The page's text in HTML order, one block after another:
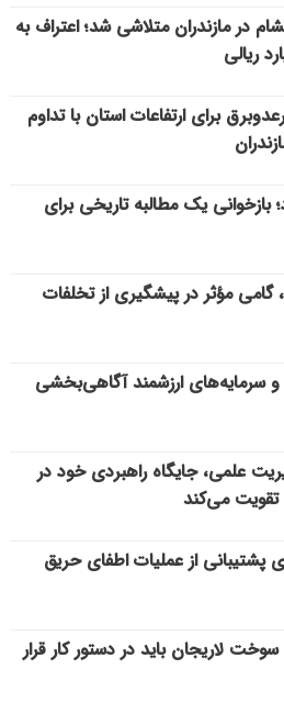
در مازندران متلاشی شد؛ اعتراف به
برای ارتفاعات استان با تداوم
بازخوانی یک مطالبه تاریخی برای
مؤثر در پیشگیری از تخلفات
سرمایه‌های ارزشمند آگاهی‌بخشی
علمی، جایگاه راهبردی خود در
می‌کند
پشتیبانی از عملیات اطفای حریق
لاریجان باید در دستور کار قرار